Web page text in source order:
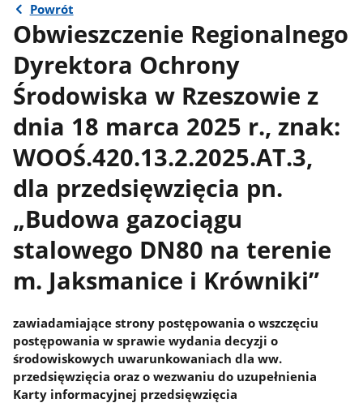
Powrót
Obwieszczenie Regionalnego
Dyrektora Ochrony
Środowiska w Rzeszowie z
dnia 18 marca 2025 r., znak:
WOOŚ.420.13.2.2025.AT.3,
dla przedsięwzięcia pn.
„Budowa gazociągu
stalowego DN80 na terenie
m. Jaksmanice i Krówniki”
zawiadamiające strony postępowania o wszczęciu
postępowania w sprawie wydania decyzji o
środowiskowych uwarunkowaniach dla ww.
przedsięwzięcia oraz o wezwaniu do uzupełnienia
Karty informacyjnej przedsięwzięcia